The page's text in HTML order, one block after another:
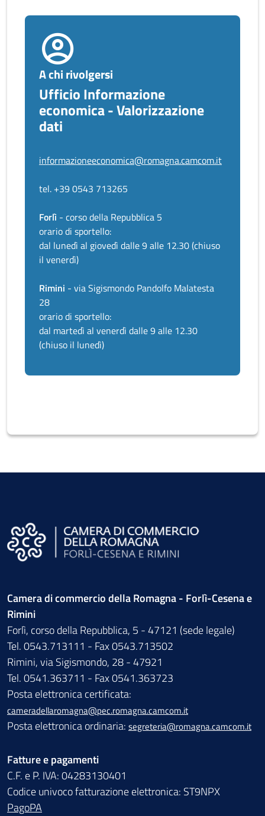
A chi rivolgersi
Ufficio Informazione
economica - Valorizzazione
dati
informazioneeconomica@romagna.camcom.it
tel. +39 0543 713265
Forlì - corso della Repubblica 5
orario di sportello:
dal lunedì al giovedì dalle 9 alle 12.30 (chiuso
il venerdì)
Rimini - via Sigismondo Pandolfo Malatesta
28
orario di sportello:
dal martedì al venerdì dalle 9 alle 12.30
(chiuso il lunedì)
Camera di commercio della Romagna - Forlì-Cesena e
Rimini
Forlì, corso della Repubblica, 5 - 47121 (sede legale)
Tel. 0543.713111 - Fax 0543.713502
Rimini, via Sigismondo, 28 - 47921
Tel. 0541.363711 - Fax 0541.363723
Posta elettronica certificata:
cameradellaromagna@pec.romagna.camcom.it
Posta elettronica ordinaria: segreteria@romagna.camcom.it
Fatture e pagamenti
C.F. e P. IVA: 04283130401
Codice univoco fatturazione elettronica: ST9NPX
PagoPA